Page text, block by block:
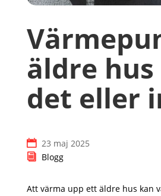
äldre
det eller
23 maj 2025
Blogg
Att värma upp ett äldre hus kan